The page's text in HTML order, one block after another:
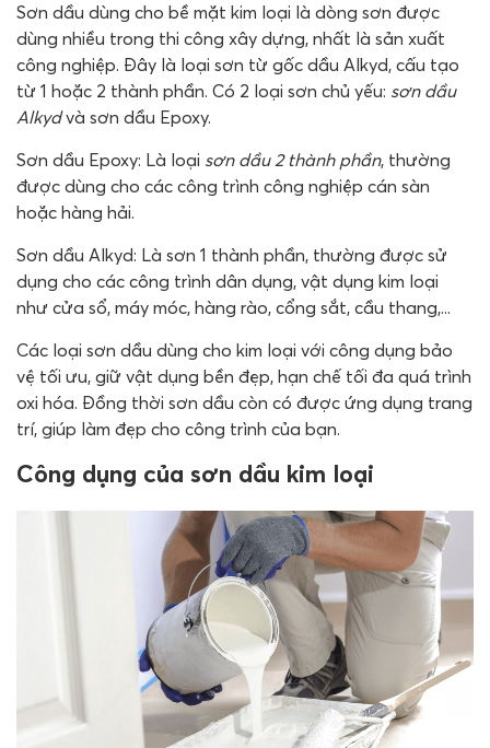
Sơn dầu dùng cho bề mặt kim loại là dòng sơn được
dùng nhiều trong thi công xây dựng, nhất là sản xuất
công nghiệp. Đây là loại sơn từ gốc dầu Alkyd, cấu tạo
từ 1 hoặc 2 thành phần. Có 2 loại sơn chủ yếu: sơn dầu
Alkydvà sơn dầu Epoxy.
Sơn dầu Epoxy: Là loại sơn dầu 2 thành phần, thường
được dùng cho các công trình công nghiệp cán sàn
hoặc hàng hải.
Sơn dầu Alkyd: Là sơn 1 thành phần, thường được sử
dụng cho các công trình dân dụng, vật dụng kim loại
như cửa sổ, máy móc, hàng rào, cổng sắt, cầu thang,...
Các loại sơn dầu dùng cho kim loại với công dụng bảo
vệ tối ưu, giữ vật dụng bền đẹp, hạn chế tối đa quá trình
oxi hóa. Đồng thời sơn dầu còn có được ứng dụng trang
trí, giúp làm đẹp cho công trình của bạn.
Công dụng của sơn dầu kim loại